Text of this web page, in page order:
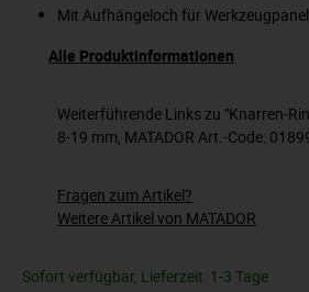
Mit Aufhängeloch für Werkzeugpanel
Alle Produktinformationen
Weiterführende Links zu "Knarren-
8-19 mm, MATADOR Art.-Code:
Fragen zum Artikel?
Weitere Artikel von MATADOR
Sofort verfügbar, Lieferzeit: 1-3 Tage